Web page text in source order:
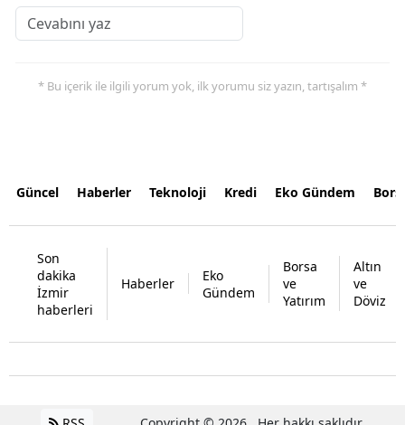
* Bu içerik ile ilgili yorum yok, ilk yorumu siz yazın, tartışalım *
Güncel Haberler Teknoloji Kredi Eko Gündem
Son
dakika
İzmir
haberleri
Haberler
Eko
Gündem
Borsa
ve
Yatırım
Altın
ve
Döviz